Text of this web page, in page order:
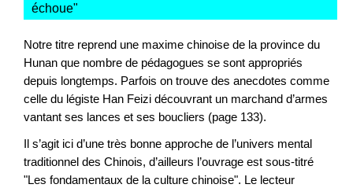
échoue"
Notre titre reprend une maxime chinoise de la province du
Hunan que nombre de pédagogues se sont appropriés
depuis longtemps. Parfois on trouve des anecdotes comme
celle du légiste Han Feizi découvrant un marchand d’armes
vantant ses lances et ses boucliers (page 133).
Il s’agit ici d’une très bonne approche de l’univers mental
traditionnel des Chinois, d’ailleurs l’ouvrage est sous-titré
"Les fondamentaux de la culture chinoise". Le lecteur